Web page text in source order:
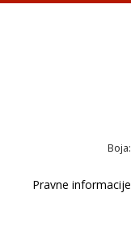
Boja:
Pravne informacije